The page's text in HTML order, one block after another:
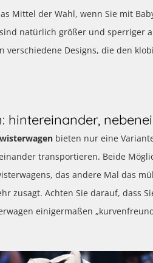
Mittel der Wahl, wenn Sie mit
sind natürlich größer und sperriger
verschiedene Designs, die den
hintereinander,
bieten nur eine
transportieren. Beide
das andere Mal das
zusagt. Achten Sie darauf, dass
einigermaßen